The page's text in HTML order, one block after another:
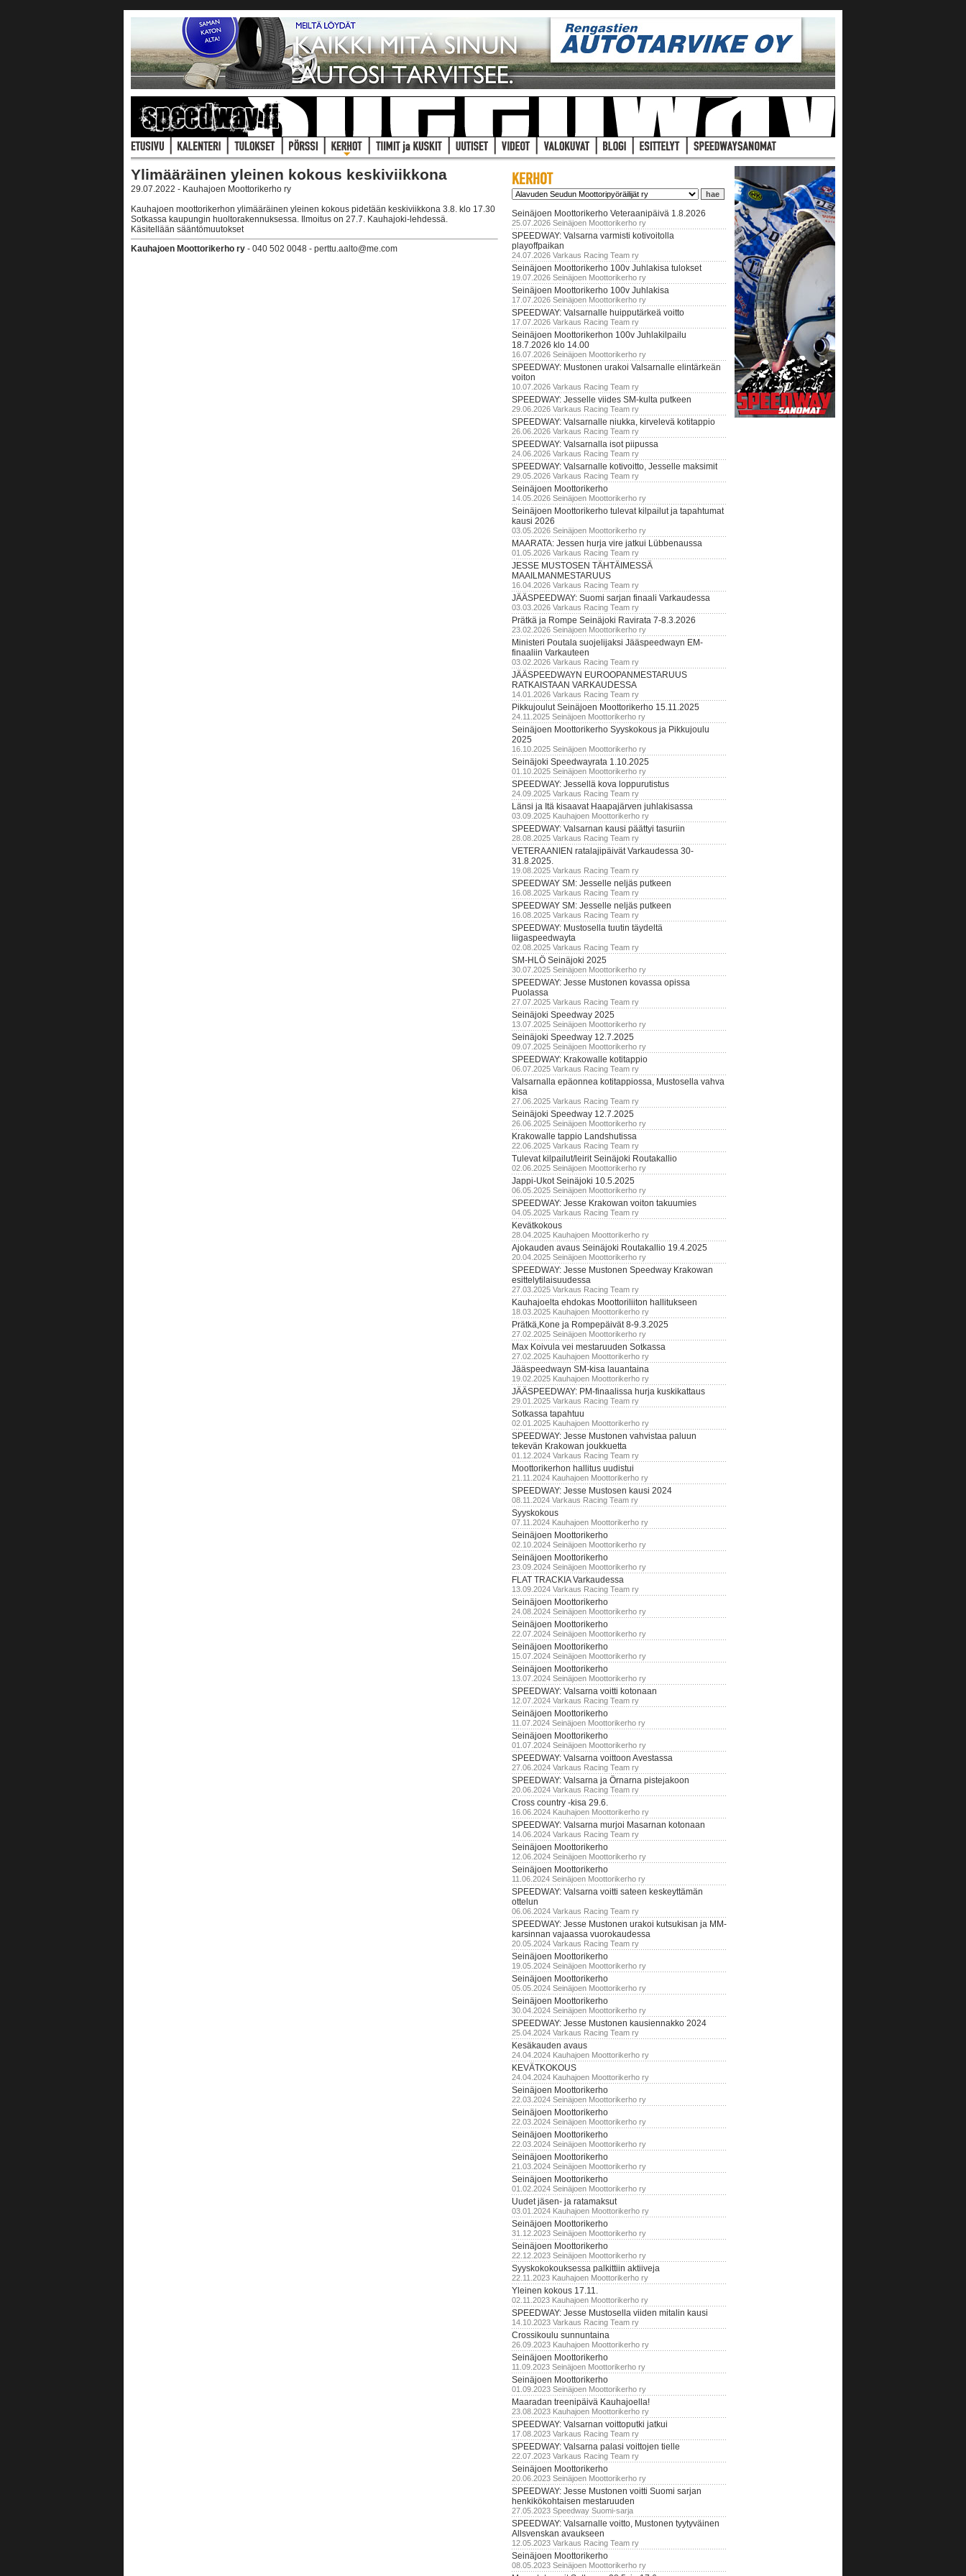
Ylimääräinen yleinen kokous keskiviikkona
29.07.2022 - Kauhajoen Moottorikerho ry
Kauhajoen moottorikerhon ylimääräinen yleinen kokous pidetään keskiviikkona 3.8. klo 17.30
Sotkassa kaupungin huoltorakennuksessa. Ilmoitus on 27.7. Kauhajoki-lehdessä.
Käsitellään sääntömuutokset
Kauhajoen Moottorikerho ry - 040 502 0048 - perttu.aalto@me.com
Seinäjoen Moottorikerho Veteraanipäivä 1.8.2026
25.07.2026 Seinäjoen Moottorikerho ry
SPEEDWAY: Valsarna varmisti kotivoitolla
playoffpaikan
24.07.2026 Varkaus Racing Team ry
Seinäjoen Moottorikerho 100v Juhlakisa tulokset
19.07.2026 Seinäjoen Moottorikerho ry
Seinäjoen Moottorikerho 100v Juhlakisa
17.07.2026 Seinäjoen Moottorikerho ry
SPEEDWAY: Valsarnalle huipputärkeä voitto
17.07.2026 Varkaus Racing Team ry
Seinäjoen Moottorikerhon 100v Juhlakilpailu
18.7.2026 klo 14.00
16.07.2026 Seinäjoen Moottorikerho ry
SPEEDWAY: Mustonen urakoi Valsarnalle elintärkeän
voiton
10.07.2026 Varkaus Racing Team ry
SPEEDWAY: Jesselle viides SM-kulta putkeen
29.06.2026 Varkaus Racing Team ry
SPEEDWAY: Valsarnalle niukka, kirvelevä kotitappio
26.06.2026 Varkaus Racing Team ry
SPEEDWAY: Valsarnalla isot piipussa
24.06.2026 Varkaus Racing Team ry
SPEEDWAY: Valsarnalle kotivoitto, Jesselle maksimit
29.05.2026 Varkaus Racing Team ry
Seinäjoen Moottorikerho
14.05.2026 Seinäjoen Moottorikerho ry
Seinäjoen Moottorikerho tulevat kilpailut ja tapahtumat
kausi 2026
03.05.2026 Seinäjoen Moottorikerho ry
MAARATA: Jessen hurja vire jatkui Lübbenaussa
01.05.2026 Varkaus Racing Team ry
JESSE MUSTOSEN TÄHTÄIMESSÄ
MAAILMANMESTARUUS
16.04.2026 Varkaus Racing Team ry
JÄÄSPEEDWAY: Suomi sarjan finaali Varkaudessa
03.03.2026 Varkaus Racing Team ry
Prätkä ja Rompe Seinäjoki Ravirata 7-8.3.2026
23.02.2026 Seinäjoen Moottorikerho ry
Ministeri Poutala suojelijaksi Jääspeedwayn EM-
finaaliin Varkauteen
03.02.2026 Varkaus Racing Team ry
JÄÄSPEEDWAYN EUROOPANMESTARUUS
RATKAISTAAN VARKAUDESSA
14.01.2026 Varkaus Racing Team ry
Pikkujoulut Seinäjoen Moottorikerho 15.11.2025
24.11.2025 Seinäjoen Moottorikerho ry
Seinäjoen Moottorikerho Syyskokous ja Pikkujoulu
2025
16.10.2025 Seinäjoen Moottorikerho ry
Seinäjoki Speedwayrata 1.10.2025
01.10.2025 Seinäjoen Moottorikerho ry
SPEEDWAY: Jessellä kova loppurutistus
24.09.2025 Varkaus Racing Team ry
Länsi ja Itä kisaavat Haapajärven juhlakisassa
03.09.2025 Kauhajoen Moottorikerho ry
SPEEDWAY: Valsarnan kausi päättyi tasuriin
28.08.2025 Varkaus Racing Team ry
VETERAANIEN ratalajipäivät Varkaudessa 30-
31.8.2025.
19.08.2025 Varkaus Racing Team ry
SPEEDWAY SM: Jesselle neljäs putkeen
16.08.2025 Varkaus Racing Team ry
SPEEDWAY SM: Jesselle neljäs putkeen
16.08.2025 Varkaus Racing Team ry
SPEEDWAY: Mustosella tuutin täydeltä
liigaspeedwayta
02.08.2025 Varkaus Racing Team ry
SM-HLÖ Seinäjoki 2025
30.07.2025 Seinäjoen Moottorikerho ry
SPEEDWAY: Jesse Mustonen kovassa opissa
Puolassa
27.07.2025 Varkaus Racing Team ry
Seinäjoki Speedway 2025
13.07.2025 Seinäjoen Moottorikerho ry
Seinäjoki Speedway 12.7.2025
09.07.2025 Seinäjoen Moottorikerho ry
SPEEDWAY: Krakowalle kotitappio
06.07.2025 Varkaus Racing Team ry
Valsarnalla epäonnea kotitappiossa, Mustosella vahva
kisa
27.06.2025 Varkaus Racing Team ry
Seinäjoki Speedway 12.7.2025
26.06.2025 Seinäjoen Moottorikerho ry
Krakowalle tappio Landshutissa
22.06.2025 Varkaus Racing Team ry
Tulevat kilpailut/leirit Seinäjoki Routakallio
02.06.2025 Seinäjoen Moottorikerho ry
Jappi-Ukot Seinäjoki 10.5.2025
06.05.2025 Seinäjoen Moottorikerho ry
SPEEDWAY: Jesse Krakowan voiton takuumies
04.05.2025 Varkaus Racing Team ry
Kevätkokous
28.04.2025 Kauhajoen Moottorikerho ry
Ajokauden avaus Seinäjoki Routakallio 19.4.2025
20.04.2025 Seinäjoen Moottorikerho ry
SPEEDWAY: Jesse Mustonen Speedway Krakowan
esittelytilaisuudessa
27.03.2025 Varkaus Racing Team ry
Kauhajoelta ehdokas Moottoriliiton hallitukseen
18.03.2025 Kauhajoen Moottorikerho ry
Prätkä,Kone ja Rompepäivät 8-9.3.2025
27.02.2025 Seinäjoen Moottorikerho ry
Max Koivula vei mestaruuden Sotkassa
27.02.2025 Kauhajoen Moottorikerho ry
Jääspeedwayn SM-kisa lauantaina
19.02.2025 Kauhajoen Moottorikerho ry
JÄÄSPEEDWAY: PM-finaalissa hurja kuskikattaus
29.01.2025 Varkaus Racing Team ry
Sotkassa tapahtuu
02.01.2025 Kauhajoen Moottorikerho ry
SPEEDWAY: Jesse Mustonen vahvistaa paluun
tekevän Krakowan joukkuetta
01.12.2024 Varkaus Racing Team ry
Moottorikerhon hallitus uudistui
21.11.2024 Kauhajoen Moottorikerho ry
SPEEDWAY: Jesse Mustosen kausi 2024
08.11.2024 Varkaus Racing Team ry
Syyskokous
07.11.2024 Kauhajoen Moottorikerho ry
Seinäjoen Moottorikerho
02.10.2024 Seinäjoen Moottorikerho ry
Seinäjoen Moottorikerho
23.09.2024 Seinäjoen Moottorikerho ry
FLAT TRACKIA Varkaudessa
13.09.2024 Varkaus Racing Team ry
Seinäjoen Moottorikerho
24.08.2024 Seinäjoen Moottorikerho ry
Seinäjoen Moottorikerho
22.07.2024 Seinäjoen Moottorikerho ry
Seinäjoen Moottorikerho
15.07.2024 Seinäjoen Moottorikerho ry
Seinäjoen Moottorikerho
13.07.2024 Seinäjoen Moottorikerho ry
SPEEDWAY: Valsarna voitti kotonaan
12.07.2024 Varkaus Racing Team ry
Seinäjoen Moottorikerho
11.07.2024 Seinäjoen Moottorikerho ry
Seinäjoen Moottorikerho
01.07.2024 Seinäjoen Moottorikerho ry
SPEEDWAY: Valsarna voittoon Avestassa
27.06.2024 Varkaus Racing Team ry
SPEEDWAY: Valsarna ja Örnarna pistejakoon
20.06.2024 Varkaus Racing Team ry
Cross country -kisa 29.6.
16.06.2024 Kauhajoen Moottorikerho ry
SPEEDWAY: Valsarna murjoi Masarnan kotonaan
14.06.2024 Varkaus Racing Team ry
Seinäjoen Moottorikerho
12.06.2024 Seinäjoen Moottorikerho ry
Seinäjoen Moottorikerho
11.06.2024 Seinäjoen Moottorikerho ry
SPEEDWAY: Valsarna voitti sateen keskeyttämän
ottelun
06.06.2024 Varkaus Racing Team ry
SPEEDWAY: Jesse Mustonen urakoi kutsukisan ja MM-
karsinnan vajaassa vuorokaudessa
20.05.2024 Varkaus Racing Team ry
Seinäjoen Moottorikerho
19.05.2024 Seinäjoen Moottorikerho ry
Seinäjoen Moottorikerho
05.05.2024 Seinäjoen Moottorikerho ry
Seinäjoen Moottorikerho
30.04.2024 Seinäjoen Moottorikerho ry
SPEEDWAY: Jesse Mustonen kausiennakko 2024
25.04.2024 Varkaus Racing Team ry
Kesäkauden avaus
24.04.2024 Kauhajoen Moottorikerho ry
KEVÄTKOKOUS
24.04.2024 Kauhajoen Moottorikerho ry
Seinäjoen Moottorikerho
22.03.2024 Seinäjoen Moottorikerho ry
Seinäjoen Moottorikerho
22.03.2024 Seinäjoen Moottorikerho ry
Seinäjoen Moottorikerho
22.03.2024 Seinäjoen Moottorikerho ry
Seinäjoen Moottorikerho
21.03.2024 Seinäjoen Moottorikerho ry
Seinäjoen Moottorikerho
01.02.2024 Seinäjoen Moottorikerho ry
Uudet jäsen- ja ratamaksut
03.01.2024 Kauhajoen Moottorikerho ry
Seinäjoen Moottorikerho
31.12.2023 Seinäjoen Moottorikerho ry
Seinäjoen Moottorikerho
22.12.2023 Seinäjoen Moottorikerho ry
Syyskokokouksessa palkittiin aktiiveja
22.11.2023 Kauhajoen Moottorikerho ry
Yleinen kokous 17.11.
02.11.2023 Kauhajoen Moottorikerho ry
SPEEDWAY: Jesse Mustosella viiden mitalin kausi
14.10.2023 Varkaus Racing Team ry
Crossikoulu sunnuntaina
26.09.2023 Kauhajoen Moottorikerho ry
Seinäjoen Moottorikerho
11.09.2023 Seinäjoen Moottorikerho ry
Seinäjoen Moottorikerho
01.09.2023 Seinäjoen Moottorikerho ry
Maaradan treenipäivä Kauhajoella!
23.08.2023 Kauhajoen Moottorikerho ry
SPEEDWAY: Valsarnan voittoputki jatkui
17.08.2023 Varkaus Racing Team ry
SPEEDWAY: Valsarna palasi voittojen tielle
22.07.2023 Varkaus Racing Team ry
Seinäjoen Moottorikerho
20.06.2023 Seinäjoen Moottorikerho ry
SPEEDWAY: Jesse Mustonen voitti Suomi sarjan
henkikökohtaisen mestaruuden
27.05.2023 Speedway Suomi-sarja
SPEEDWAY: Valsarnalle voitto, Mustonen tyytyväinen
Allsvenskan avaukseen
12.05.2023 Varkaus Racing Team ry
Seinäjoen Moottorikerho
08.05.2023 Seinäjoen Moottorikerho ry